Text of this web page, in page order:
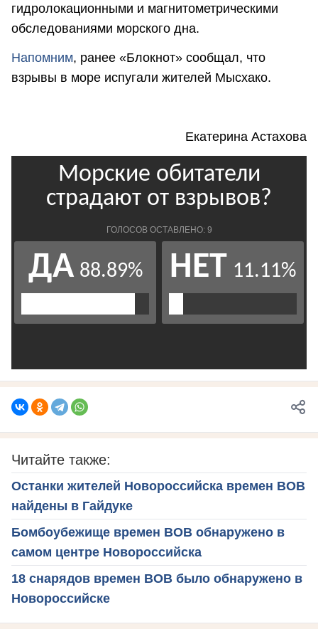
гидролокационными и магнитометрическими
обследованиями морского дна.
Напомним, ранее «Блокнот» сообщал, что
взрывы в море испугали жителей Мысхако.
Екатерина Астахова
Читайте также:
Останки жителей Новороссийска времен ВОВ
найдены в Гайдуке
Бомбоубежище времен ВОВ обнаружено в
самом центре Новороссийска
18 снарядов времен ВОВ было обнаружено в
Новороссийске